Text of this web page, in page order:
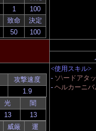
致命 決定
攻撃速度
光 闇
威厳 運
<使用スキル>
- ソ\ードアタ
- ヘルカーニバ